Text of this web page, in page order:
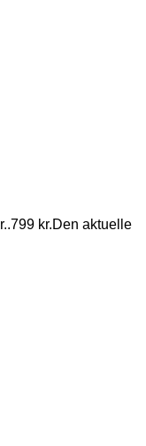
799 kr.Den aktuelle